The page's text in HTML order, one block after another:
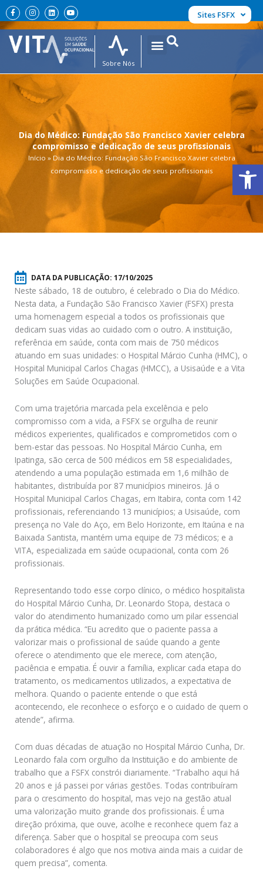
Abrir
para
o
conteúdo
F
a
c
e
b
o
o
f
I
n
s
t
a
L
i
n
k
e
d
Y
o
u
t
u
b
e
Sites FSFX
Sobre Nós
Dia do Médico: Fundação São Francisco Xavier celebra
compromisso e dedicação de seus profissionais
Início » Dia do Médico: Fundação São Francisco Xavier celebra
compromisso e dedicação de seus profissionais
DATA DA PUBLICAÇÃO: 17/10/2025
Neste sábado, 18 de outubro, é celebrado o Dia do Médico.
Nesta data, a Fundação São Francisco Xavier (FSFX) presta
uma homenagem especial a todos os profissionais que
dedicam suas vidas ao cuidado com o outro. A instituição,
referência em saúde, conta com mais de 750 médicos
atuando em suas unidades: o Hospital Márcio Cunha (HMC), o
Hospital Municipal Carlos Chagas (HMCC), a Usisaúde e a Vita
Soluções em Saúde Ocupacional.
Com uma trajetória marcada pela excelência e pelo
compromisso com a vida, a FSFX se orgulha de reunir
médicos experientes, qualificados e comprometidos com o
bem-estar das pessoas. No Hospital Márcio Cunha, em
Ipatinga, são cerca de 500 médicos em 58 especialidades,
atendendo a uma população estimada em 1,6 milhão de
habitantes, distribuída por 87 municípios mineiros. Já o
Hospital Municipal Carlos Chagas, em Itabira, conta com 142
profissionais, referenciando 13 municípios; a Usisaúde, com
presença no Vale do Aço, em Belo Horizonte, em Itaúna e na
Baixada Santista, mantém uma equipe de 73 médicos; e a
VITA, especializada em saúde ocupacional, conta com 26
profissionais.
Representando todo esse corpo clínico, o médico hospitalista
do Hospital Márcio Cunha, Dr. Leonardo Stopa, destaca o
valor do atendimento humanizado como um pilar essencial
da prática médica. “Eu acredito que o paciente passa a
valorizar mais o profissional de saúde quando a gente
oferece o atendimento que ele merece, com atenção,
paciência e empatia. É ouvir a família, explicar cada etapa do
tratamento, os medicamentos utilizados, a expectativa de
melhora. Quando o paciente entende o que está
acontecendo, ele reconhece o esforço e o cuidado de quem o
atende”, afirma.
Com duas décadas de atuação no Hospital Márcio Cunha, Dr.
Leonardo fala com orgulho da Instituição e do ambiente de
trabalho que a FSFX constrói diariamente. “Trabalho aqui há
20 anos e já passei por várias gestões. Todas contribuíram
para o crescimento do hospital, mas vejo na gestão atual
uma valorização muito grande dos profissionais. É uma
direção próxima, que ouve, acolhe e reconhece quem faz a
diferença. Saber que o hospital se preocupa com seus
colaboradores é algo que nos motiva ainda mais a cuidar de
quem precisa”, comenta.